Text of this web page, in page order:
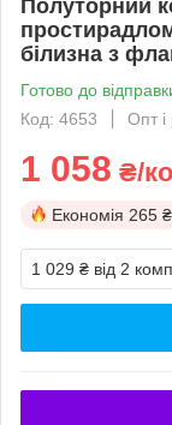
Полуторний
білизна з
Готово до
Код: 4653
Опт і
1 058 ₴/
Економія 265 ₴
1 029 ₴ від 2